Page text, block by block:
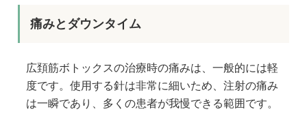
痛みとダウンタイム
広頚筋ボトックスの治療時の痛みは、一般的には軽
度です。使用する針は非常に細いため、注射の痛み
は一瞬であり、多くの患者が我慢できる範囲です。